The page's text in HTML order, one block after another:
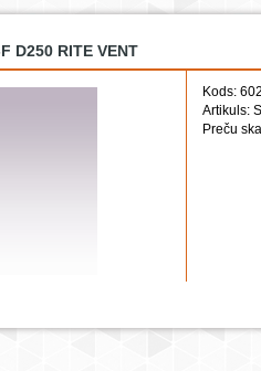
D250 RITE VENT
Kods:
Artikuls:
Preču